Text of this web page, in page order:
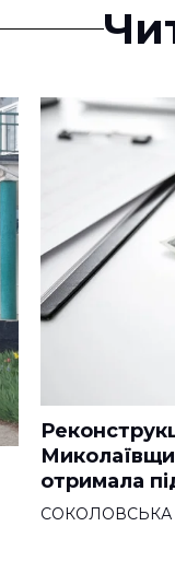
отримала
СОКОЛОВСЬКА